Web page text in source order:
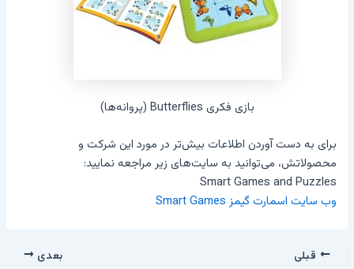
بازی فکری Butterflies (پروانه‌ها)
برای به دست آوردن اطلاعات بیش‌تر در مورد این شرکت و
محصولاتش، می‌توانید به سایت‌های زیر مراجعه نمایید:
Smart Games and Puzzles
وب سایت اسمارت گیمز Smart Games
قبلی بعدی